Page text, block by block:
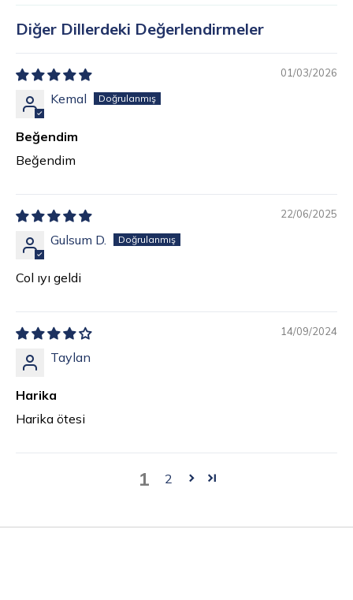
Diğer Dillerdeki Değerlendirmeler
01/03/2026
Kemal
Beğendim
Beğendim
22/06/2025
Gulsum D.
Col ıyı geldi
14/09/2024
Taylan
Harika
Harika ötesi
1 2